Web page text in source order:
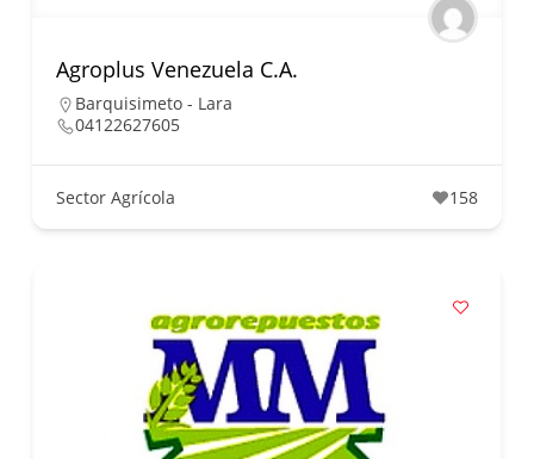
Agroplus Venezuela C.A.
Barquisimeto - Lara
04122627605
Sector Agrícola 158